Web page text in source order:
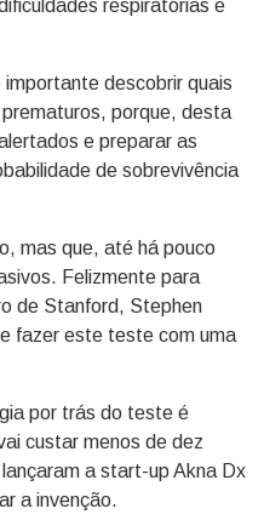
respiratórias e
descobrir quais
porque, desta
e preparar as
de sobrevivência
mas que, até há pouco
Felizmente para
de Stanford, Stephen
fazer este teste com uma
por trás do teste é
custar menos de dez
a start-up Akna Dx
a invenção.